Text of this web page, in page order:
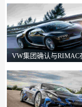
VW集团确认与RIMAC